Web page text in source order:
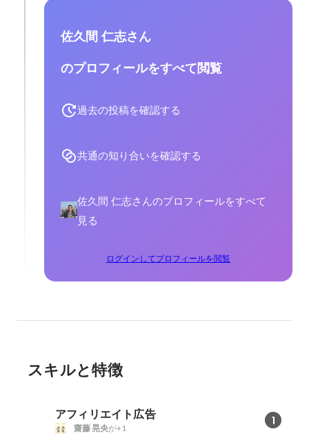
佐久間 仁志さん
のプロフィールをすべて閲覧
過去の投稿を確認する
共通の知り合いを確認する
佐久間 仁志さんのプロフィールをすべて
見る
ログインしてプロフィールを閲覧
スキルと特徴
アフィリエイト広告 1
齋藤 晃央が+1